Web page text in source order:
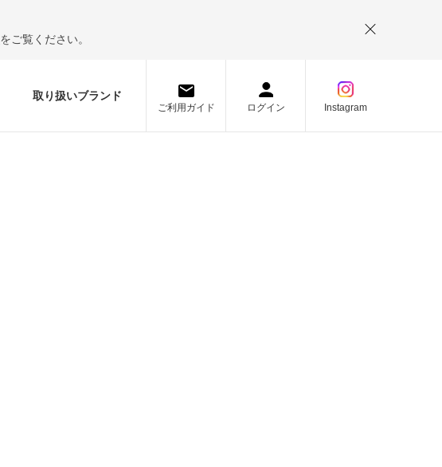
をご覧ください。
取り扱いブランド
ご利用ガイド ログイン Instagram